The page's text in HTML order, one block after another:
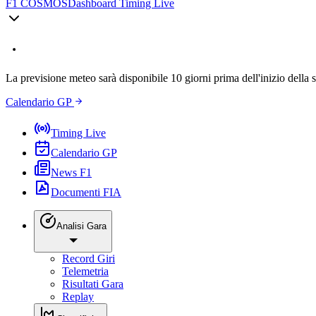
F1 COSMOSDashboard Timing Live
La previsione meteo sarà disponibile 10 giorni prima dell'inizio della
Calendario GP
Timing Live
Calendario GP
News F1
Documenti FIA
Analisi Gara
Record Giri
Telemetria
Risultati Gara
Replay